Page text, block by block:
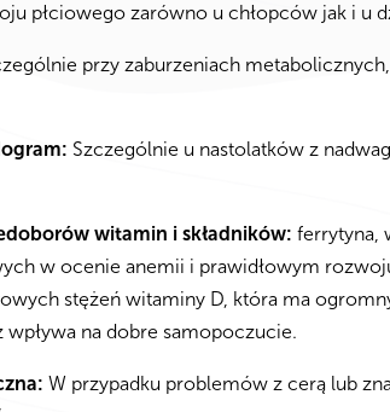
płciowego zarówno u chłopców jak i u
przy zaburzeniach
Szczególnie u nastolatków z
witamin i składników: ferrytyna,
w ocenie anemii i prawidłowym
stężeń witaminy D, która ma
na dobre samopoczucie.
W przypadku problemów z cerą lub